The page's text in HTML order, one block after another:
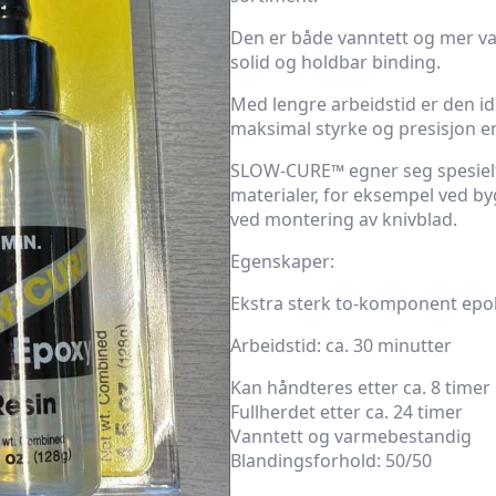
Den er både vanntett og mer
solid og holdbar binding.
Med lengre arbeidstid er den
maksimal styrke og presisjon
SLOW-CURE™ egner seg
materialer, for eksempel ved
ved montering av knivblad.
Egenskaper:
Ekstra sterk to-komponent
Arbeidstid: ca. 30 minutter
Kan håndteres etter ca. 8 timer
Fullherdet etter ca. 24 timer
Vanntett og varmebestandig
Blandingsforhold: 50/50